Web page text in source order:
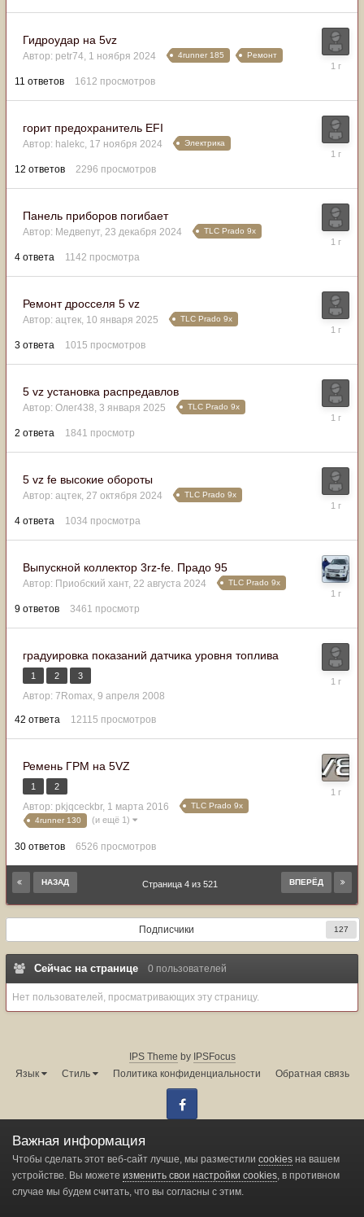
Гидроудар на 5vz
Автор: petr74, 1 ноября 2024 4runner 185 Ремонт
11 ответов 1612 просмотров
27
горит предохранитель EFI
Автор: halekc, 17 ноября 2024 Электрика
12 ответов 2296 просмотров
26
Панель приборов погибает
Автор: Медвепут, 23 декабря 2024 TLC Prado 9x
4 ответа 1142 просмотра
26
Ремонт дросселя 5 vz
Автор: ацтек, 10 января 2025 TLC Prado 9x
3 ответа 1015 просмотров
26
5 vz установка распредавлов
Автор: Олег438, 3 января 2025 TLC Prado 9x
2 ответа 1841 просмотр
26
5 vz fe высокие обороты
Автор: ацтек, 27 октября 2024 TLC Prado 9x
4 ответа 1034 просмотра
26
Выпускной коллектор 3rz-fe. Прадо 95
Автор: Приобский хант, 22 августа 2024 TLC Prado 9x
9 ответов 3461 просмотр
22
градуировка показаний датчика уровня топлива
1 2 3
Автор: 7Romax, 9 апреля 2008
42 ответа 12115 просмотров
20
Ремень ГРМ на 5VZ
1 2
Автор: pkjqceckbr, 1 марта 2016
TLC Prado 9x
4runner 130
(и ещё 1)
30 ответов 6526 просмотров
18
НАЗАД ВПЕРЁД
Страница 4 из 521
Подписчики 127
Сейчас на странице 0 пользователей
Нет пользователей, просматривающих эту страницу.
IPS Theme by IPSFocus
Язык
Стиль Политика конфиденциальности Обратная связь
Администрация форума:
Powered by Invision Community
Change privacy settings
Важная информация
Чтобы сделать этот веб-сайт лучше, мы разместили cookies на вашем
устройстве. Вы можете изменить свои настройки cookies, в противном
случае мы будем считать, что вы согласны с этим.